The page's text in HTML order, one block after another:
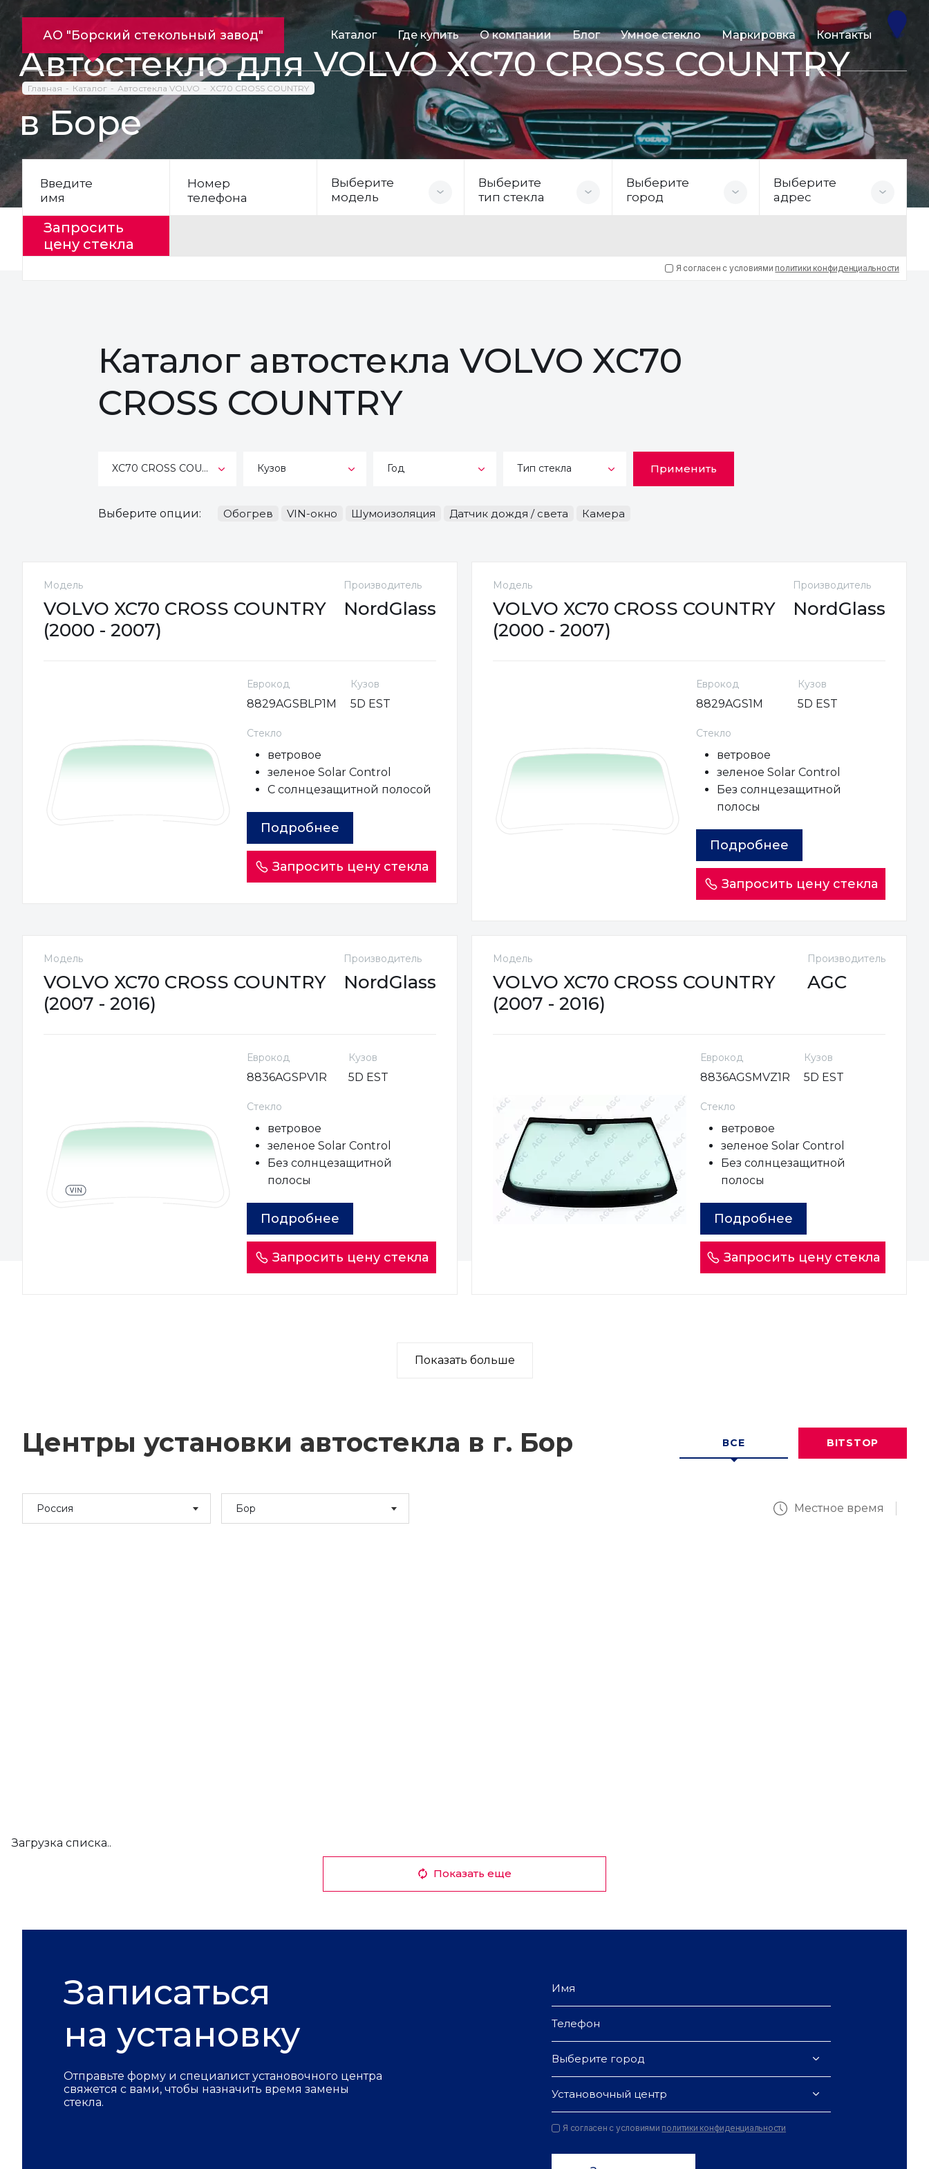
АО "Борский стекольный завод" Каталог Где купить О компании Блог Умное стекло Маркировка Контакты
Главная Каталог Автостекла VOLVO XC70 CROSS COUNTRY
Автостекло для VOLVO XC70 CROSS COUNTRY
в Боре
Введите
имя
Номер
телефона
Выберите
модель
Выберите
тип стекла
Выберите
город
Выберите
адрес
Запросить
цену стекла
Я согласен с условиями политики конфиденциальности
Каталог автостекла VOLVO XC70
CROSS COUNTRY
XC70 CROSS COUNTRY Кузов Год Тип стекла Применить
Выберите опции: Обогрев VIN-окно Шумоизоляция Датчик дождя / света Камера
Модель
VOLVO XC70 CROSS COUNTRY
(2000 - 2007)
Производитель
NordGlass
Еврокод
8829AGSBLP1M
Кузов
5D EST
Стекло
ветровое
зеленое Solar Control
С солнцезащитной полосой
Подробнее
Запросить цену стекла
Модель
VOLVO XC70 CROSS COUNTRY
(2000 - 2007)
Производитель
NordGlass
Еврокод
8829AGS1M
Кузов
5D EST
Стекло
ветровое
зеленое Solar Control
Без солнцезащитной
полосы
Подробнее
Запросить цену стекла
Модель
VOLVO XC70 CROSS COUNTRY
(2007 - 2016)
Производитель
NordGlass
Еврокод
8836AGSPV1R
Кузов
5D EST
Стекло
ветровое
зеленое Solar Control
Без солнцезащитной
полосы
Подробнее
Запросить цену стекла
Модель
VOLVO XC70 CROSS COUNTRY
(2007 - 2016)
Производитель
AGC
Еврокод
8836AGSMVZ1R
Кузов
5D EST
Стекло
ветровое
зеленое Solar Control
Без солнцезащитной
полосы
Подробнее
Запросить цену стекла
Показать больше
Центры установки автостекла в г. Бор ВСЕ BITSTOP
Россия Бор Местное время
Загрузка списка..
Показать еще
Записаться
на установку
Отправьте форму и специалист установочного центра
свяжется с вами, чтобы назначить время замены
стекла.
Выберите город
Установочный центр
Я согласен с условиями политики конфиденциальности